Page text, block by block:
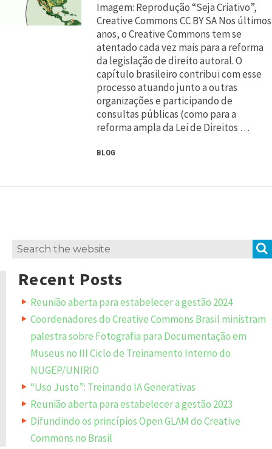
Imagem: Reprodução “Seja Criativo”,
Creative Commons CC BY SA Nos últimos
anos, o Creative Commons tem se
atentado cada vez mais para a reforma
da legislação de direito autoral. O
capítulo brasileiro contribui com esse
processo atuando junto a outras
organizações e participando de
consultas públicas (como para a
reforma ampla da Lei de Direitos …
BLOG
Search
Recent Posts
Reunião aberta para estabelecer a gestão 2024
Coordenadores do Creative Commons Brasil ministram
palestra sobre Fotografia para Documentação em
Museus no III Ciclo de Treinamento Interno do
NUGEP/UNIRIO
“Uso Justo”: Treinando IA Generativas
Reunião aberta para estabelecer a gestão 2023
Difundindo os princípios Open GLAM do Creative
Commons no Brasil